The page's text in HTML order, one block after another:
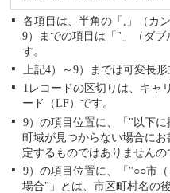
各項目は、半角の「,」（カ
9）までの項目は「"」（ダ
す。
上記4）～9）までは可変長
1レコードの区切りは、キャ
ード（LF）です。
9）の項目位置に、「"以下
町域が見つからない場合に
定するものではありませんの
9）の項目位置に、「"○○市
場合"」とは、市区町村名の